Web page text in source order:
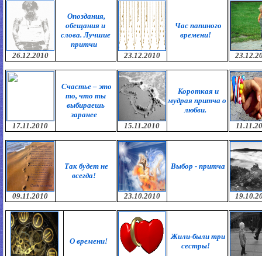
26.12.2010
Опоздания,
обещания и
слова. Лучшие
притчи
23.12.2010
Час папиного
времени!
17.11.2010
Счастье – это
то, что ты
выбираешь
заранее
15.11.2010
Короткая и
мудрая притча о
любви.
09.11.2010
Так будет не
всегда!
23.10.2010
Выбор - притча
О времени!
Жили-были три
сестры!